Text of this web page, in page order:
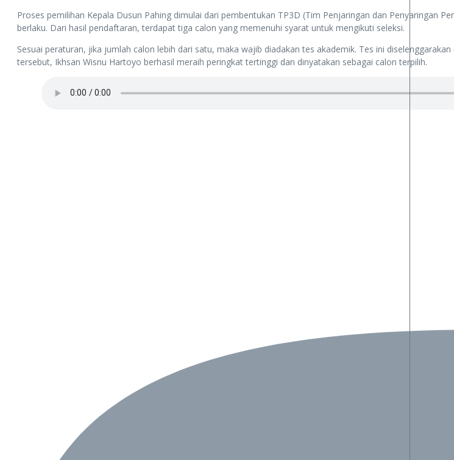
Proses pemilihan Kepala Dusun Pahing dimulai dari pembentukan TP3D (Tim Penjaringan dan Penyaringan
berlaku. Dari hasil pendaftaran, terdapat tiga calon yang memenuhi syarat untuk mengikuti seleksi.
Sesuai peraturan, jika jumlah calon lebih dari satu, maka wajib diadakan tes akademik. Tes ini
tersebut, Ikhsan Wisnu Hartoyo berhasil meraih peringkat tertinggi dan dinyatakan sebagai calon terpilih.